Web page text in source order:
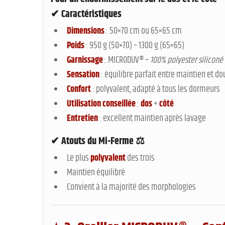
✔ Caractéristiques
Dimensions: 50×70 cm ou 65×65 cm
Poids: 950 g (50×70) – 1300 g (65×65)
Garnissage: MICRODUV® –100% polyester siliconé
Sensation: équilibre parfait entre maintien et
Confort: polyvalent, adapté à tous les dormeurs
Utilisation conseillée:dos+côté
Entretien: excellent maintien après lavage
✔ Atouts du Mi-Ferme ⚖️
Le pluspolyvalentdes trois
Maintien équilibré
Convient à la majorité des morphologies